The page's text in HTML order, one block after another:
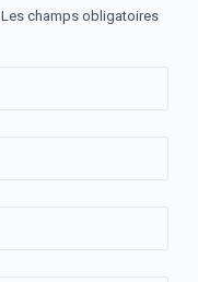
Les champs obligatoires